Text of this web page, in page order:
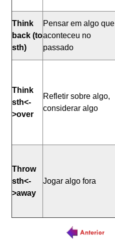
Think
back (to
sth)
Pensar em algo que
aconteceu no
passado
Think
sth<-
>over
Refletir sobre algo,
considerar algo
Throw
sth<-
>away
Jogar algo fora